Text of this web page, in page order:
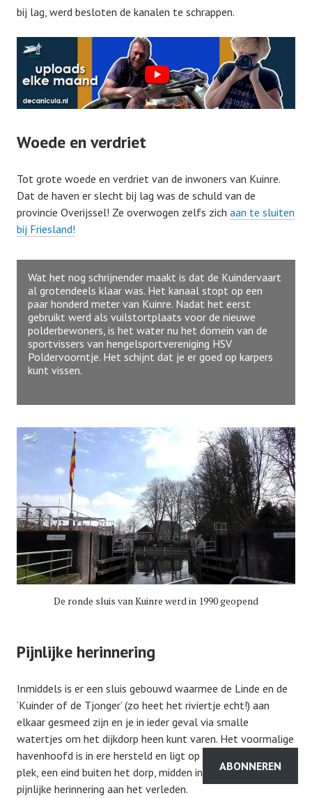
bij lag, werd besloten de kanalen te schrappen.
Woede en verdriet
Tot grote woede en verdriet van de inwoners van Kuinre.
Dat de haven er slecht bij lag was de schuld van de
provincie Overijssel! Ze overwogen zelfs zich aan te sluiten
bij Friesland!
Wat het nog schrijnender maakt is dat de Kuindervaart
al grotendeels klaar was. Het kanaal stopt op een
paar honderd meter van Kuinre. Nadat het eerst
gebruikt werd als vuilstortplaats voor de nieuwe
polderbewoners, is het water nu het domein van de
sportvissers van hengelsportvereniging HSV
Poldervoorntje. Het schijnt dat je er goed op karpers
kunt vissen.
De ronde sluis van Kuinre werd in 1990 geopend
Pijnlijke herinnering
Inmiddels is er een sluis gebouwd waarmee de Linde en de
‘Kuinder of de Tjonger’ (zo heet het riviertje echt!) aan
elkaar gesmeed zijn en je in ieder geval via smalle
watertjes om het dijkdorp heen kunt varen. Het voormalige
havenhoofd is in ere hersteld en ligt op de oorspronkelijke
plek, een eind buiten het dorp, midden in het gras. Als een
pijnlijke herinnering aan het verleden.
ABONNEREN